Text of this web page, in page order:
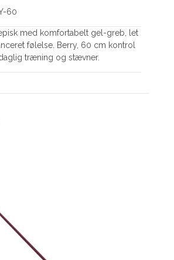
60
med komfortabelt gel-greb, let
følelse. Berry, 60 cm kontrol
træning og stævner.